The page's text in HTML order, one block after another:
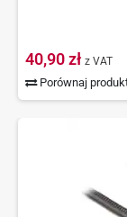
40,90 zł z VAT
Porównaj